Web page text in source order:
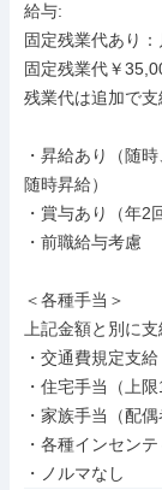
給与:
固定残業代あり
固定残業代￥
残業代は追加で支
・昇給あり（随
随時昇給）
・賞与あり（年2
・前職給与考慮
＜各種手当＞
上記金額と別に支
・交通費規定支
・住宅手当（上
・家族手当（配
・各種インセン
・ノルマなし